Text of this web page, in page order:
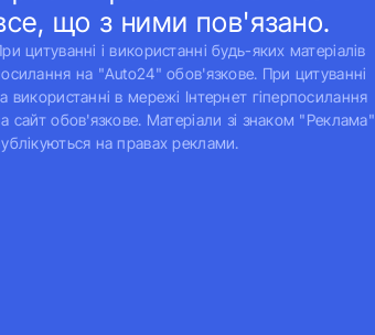
що з ними пов'язано.
цитуванні і використанні будь-яких матеріалів
на "Auto24" обов'язкове. При цитуванні
використанні в мережі Інтернет гіперпосилання
сайт обов'язкове. Матеріали зі знаком "Реклама"
на правах реклами.